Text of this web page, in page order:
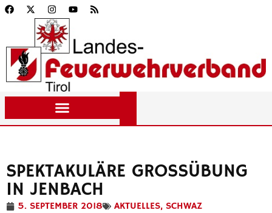
SPEKTAKULÄRE GROSSÜBUNG I
N JENBACH
5. SEPTEMBER 2018 AKTUELLES, SCHWAZ